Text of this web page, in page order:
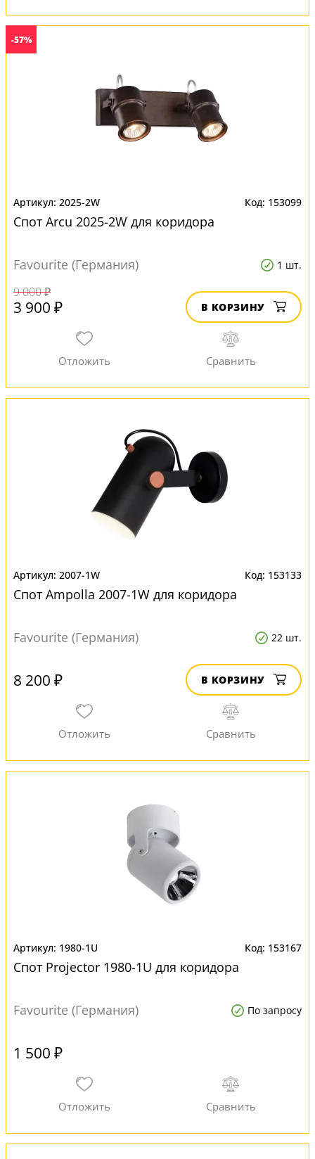
-57%
2025-2W 153099
Спот Arcu 2025-2W для коридора
Favourite (Германия) 1 шт.
9 000 ₽
3 900 ₽ В КОРЗИНУ
2007-1W 153133
Спот Ampolla 2007-1W для коридора
Favourite (Германия) 22 шт.
8 200 ₽ В КОРЗИНУ
1980-1U 153167
Спот Projector 1980-1U для коридора
Favourite (Германия) По запросу
1 500 ₽